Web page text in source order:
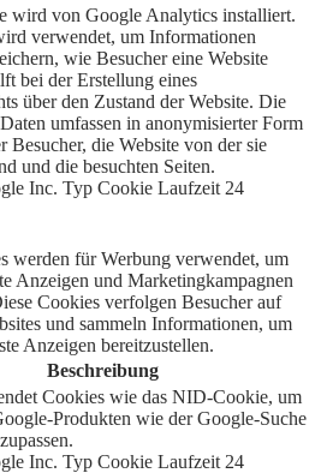
wird von Google Analytics installiert.
verwendet, um Informationen
wie Besucher eine Website
bei der Erstellung eines
über den Zustand der Website. Die
umfassen in anonymisierter Form
Besucher, die Website von der sie
und die besuchten Seiten.
Inc. Typ Cookie Laufzeit 24
werden für Werbung verwendet, um
Anzeigen und Marketingkampagnen
Cookies verfolgen Besucher auf
und sammeln Informationen, um
Anzeigen bereitzustellen.
Beschreibung
Cookies wie das NID-Cookie, um
Produkten wie der Google-Suche
Inc. Typ Cookie Laufzeit 24